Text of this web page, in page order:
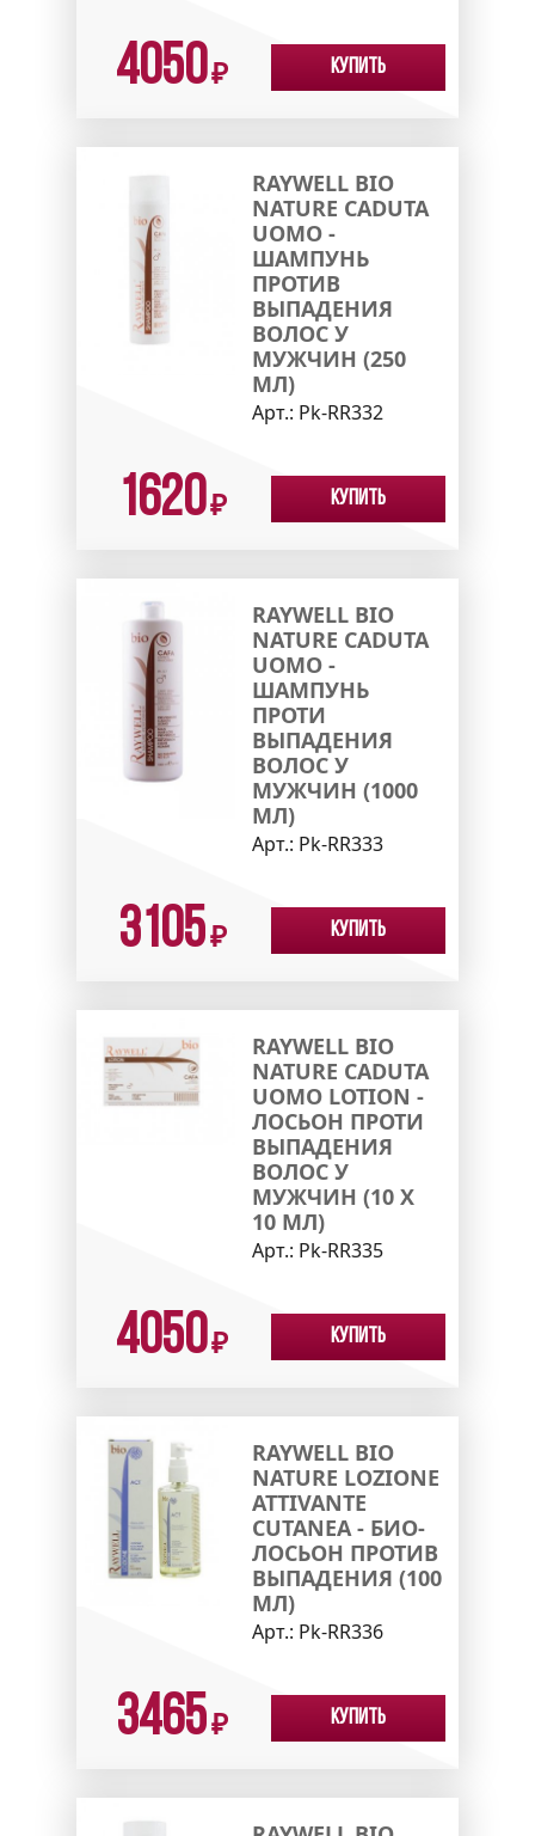
4050₽ Купить
RAYWELL BIO
NATURE CADUTA
UOMO -
ШАМПУНЬ
ПРОТИВ
ВЫПАДЕНИЯ
ВОЛОС У
МУЖЧИН (250
МЛ)
Арт.: Pk-RR332
1620₽ Купить
RAYWELL BIO
NATURE CADUTA
UOMO -
ШАМПУНЬ
ПРОТИ
ВЫПАДЕНИЯ
ВОЛОС У
МУЖЧИН (1000
МЛ)
Арт.: Pk-RR333
3105₽ Купить
RAYWELL BIO
NATURE CADUTA
UOMO LOTION -
ЛОСЬОН ПРОТИ
ВЫПАДЕНИЯ
ВОЛОС У
МУЖЧИН (10 X
10 МЛ)
Арт.: Pk-RR335
4050₽ Купить
RAYWELL BIO
NATURE LOZIONE
ATTIVANTE
CUTANEA - БИО-
ЛОСЬОН ПРОТИВ
ВЫПАДЕНИЯ (100
МЛ)
Арт.: Pk-RR336
3465₽ Купить